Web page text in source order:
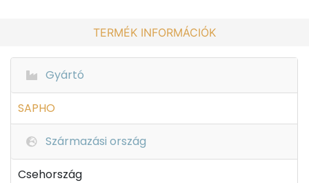
TERMÉK INFORMÁCIÓK
Gyártó
SAPHO
Származási ország
Csehország